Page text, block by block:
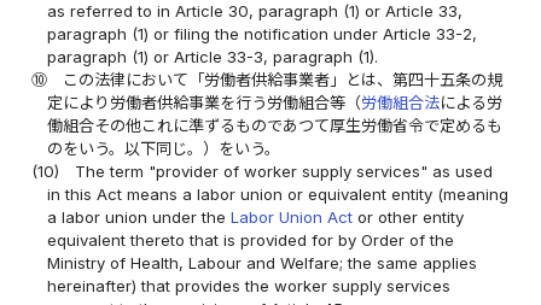
as referred to in Article 30, paragraph (1) or Article 33,
paragraph (1) or filing the notification under Article 33-2,
paragraph (1) or Article 33-3, paragraph (1).
⑩
この法律において「労働者供給事業者」とは、第四十五条の規
定により労働者供給事業を行う労働組合等（労働組合法による労
働組合その他これに準ずるものであつて厚生労働省令で定めるも
のをいう。以下同じ。）をいう。
(10)
The term "provider of worker supply services" as used
in this Act means a labor union or equivalent entity (meaning
a labor union under theLabor Union Act or other entity
equivalent thereto that is provided for by Order of the
Ministry of Health, Labour and Welfare; the same applies
hereinafter) that provides the worker supply services